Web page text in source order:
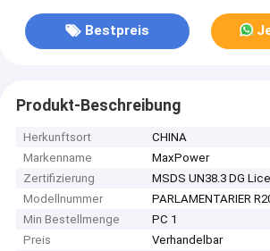
Bestpreis
Produkt-Beschreibung
Herkunftsort
CHINA
Markenname
MaxPower
Zertifizierung
MSDS UN38.3 DG
Modellnummer
PARLAMENTARIER
Min Bestellmenge
PC 1
Preis
Verhandelbar